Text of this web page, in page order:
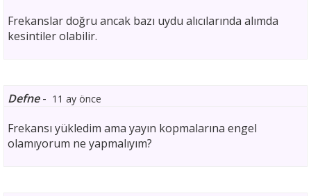
Frekanslar doğru ancak bazı uydu alıcılarında alımda
kesintiler olabilir.
Defne- 11 ay önce
Frekansı yükledim ama yayın kopmalarına engel
olamıyorum ne yapmalıyım?